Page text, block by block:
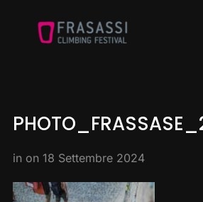
in on 18 Settembre 2024